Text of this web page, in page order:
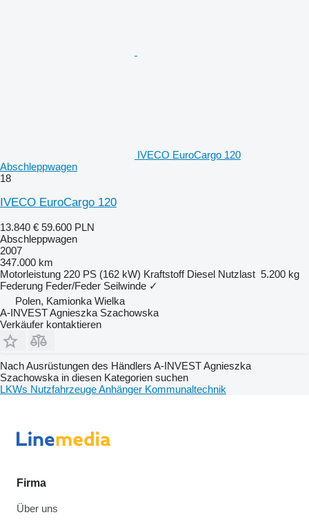
IVECO EuroCargo 120
Abschleppwagen
18
IVECO EuroCargo 120
13.840 € 59.600 PLN
Abschleppwagen
2007
347.000 km
Motorleistung 220 PS (162 kW) Kraftstoff Diesel Nutzlast 5.200 kg
Federung Feder/Feder Seilwinde ✓
Polen, Kamionka Wielka
A-INVEST Agnieszka Szachowska
Verkäufer kontaktieren
Nach Ausrüstungen des Händlers A-INVEST Agnieszka
Szachowska in diesen Kategorien suchen
LKWs NutzfahrzeugeAnhänger Kommunaltechnik
Firma
Über uns